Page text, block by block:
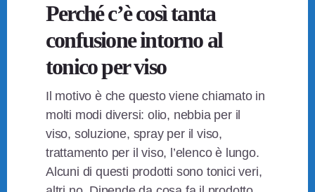
Perché c’è così tanta
confusione intorno al
tonico per viso
Il motivo è che questo viene chiamato in
molti modi diversi: olio, nebbia per il
viso, soluzione, spray per il viso,
trattamento per il viso, l’elenco è lungo.
Alcuni di questi prodotti sono tonici veri,